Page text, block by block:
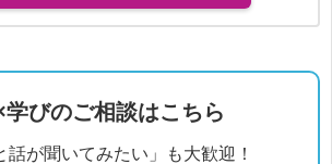
学びのご相談はこちら
話が聞いてみたい」も大歓迎！